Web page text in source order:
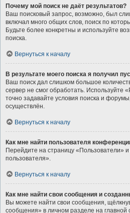
Почему мой поиск не даёт результатов?
Ваш поисковый запрос, возможно, был
включал много общих слов, поиск по
Будьте более конкретны и используйте
поиска.
Вернуться к началу
В результате моего поиска я получил
Ваш поиск дал слишком большое
сервер не смог обработать. Используйте
точно задавайте условия поиска и
осуществлён.
Вернуться к началу
Как мне найти пользователя
Перейдите на страницу «Пользователи»
пользователя».
Вернуться к началу
Как мне найти свои сообщения и
Вы можете найти свои сообщения,
сообщения» в личном разделе на главной